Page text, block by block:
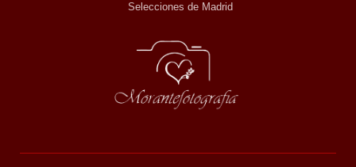
Selecciones de Madrid